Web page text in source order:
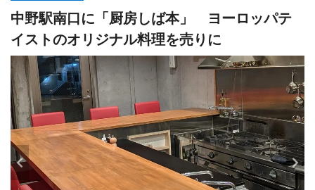
中野駅南口に「厨房しば本」 ヨーロッパテ
イストのオリジナル料理を売りに